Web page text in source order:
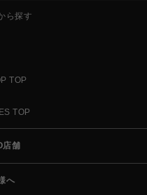
ら探す
TOP
TOP
店舗
へ